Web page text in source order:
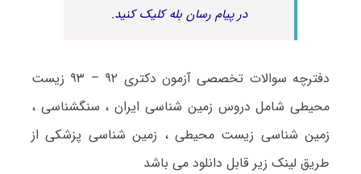
در پیام رسان بله کلیک کنید.
دفترچه سوالات تخصصی آزمون دکتری ۹۲ – ۹۳ زیست
محیطی شامل دروس زمین شناسی ایران ، سنگشناسی ،
زمین شناسی زیست محیطی ، زمین شناسی پزشکی از
طریق لینک زیر قابل دانلود می باشد